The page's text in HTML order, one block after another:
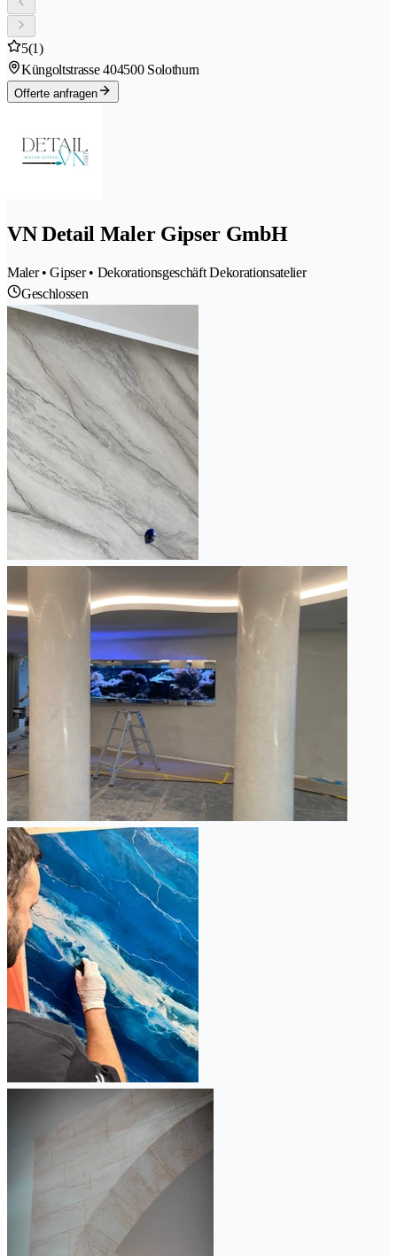
5(1)
Küngoltstrasse 404500 Solothurn
Offerte anfragen
VN Detail Maler Gipser GmbH
Maler • Gipser • Dekorationsgeschäft Dekorationsatelier
Geschlossen